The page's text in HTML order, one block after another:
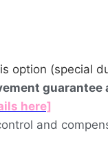
option (special
here]
and